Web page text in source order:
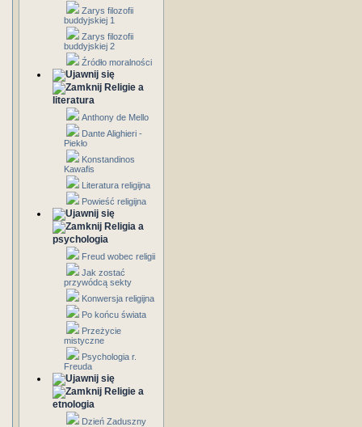
Zarys filozofii
buddyjskiej 1
Zarys filozofii
buddyjskiej 2
Źródło moralności
Religie a
literatura
Anthony de Mello
Dante Alighieri -
Piekło
Konstandinos
Kawafis
Literatura religijna
Powieść religijna
Religia a
psychologia
Freud wobec religii
Jak zostać
przywódcą sekty
Konwersja religijna
Po końcu świata
Przeżycie
mistyczne
Psychologia r.
Freuda
Religie a
etnologia
Dzień Zaduszny